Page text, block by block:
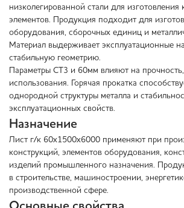
низколегированной стали для изготовления
элементов. Продукция подходит для
оборудования, сборочных единиц и
Материал выдерживает эксплуатационные
стабильную геометрию.
Параметры СТ3 и 60мм влияют на
использования. Горячая прокатка
однородной структуры металла и
эксплуатационных свойств.
Назначение
Лист г/к 60х1500х6000 применяют при
конструкций, элементов оборудования,
изделий промышленного назначения.
в строительстве, машиностроении,
производственной сфере.